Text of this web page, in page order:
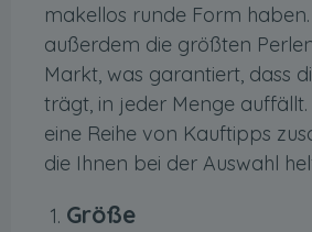
makellos runde Form haben.
außerdem die größten
Markt, was garantiert, dass
trägt, in jeder Menge
eine Reihe von Kauftipps
die Ihnen bei der Auswahl
Größe